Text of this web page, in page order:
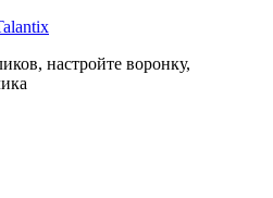
настройте воронку,